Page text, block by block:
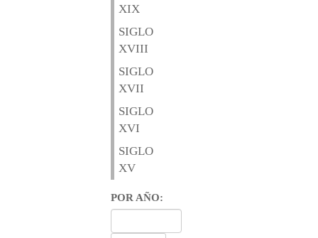
XIX
SIGLO
XVIII
SIGLO
XVII
SIGLO
XVI
SIGLO
XV
POR AÑO: